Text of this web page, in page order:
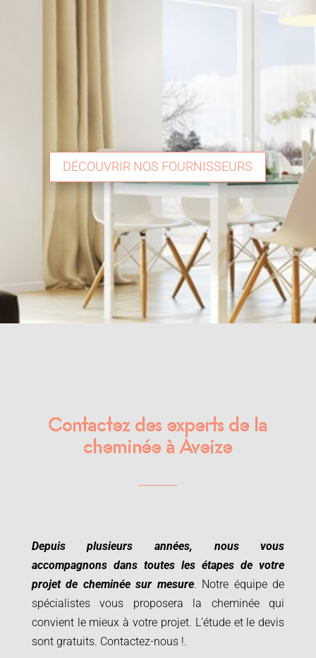
DÉCOUVRIR NOS FOURNISSEURS
Contactez des experts de la
cheminée à Aveize
Depuis plusieurs années, nous vous
accompagnons dans toutes les étapes de votre
projet de cheminée sur mesure. Notre équipe de
spécialistes vous proposera la cheminée qui
convient le mieux à votre projet. L’étude et le devis
sont gratuits. Contactez-nous!.